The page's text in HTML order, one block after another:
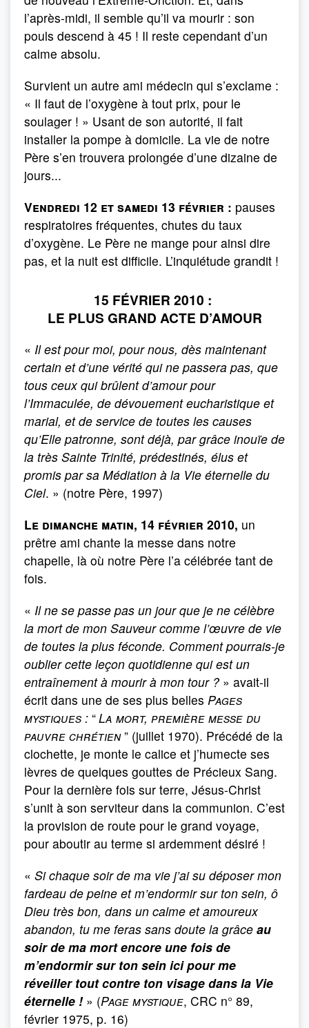
l’après-midi, il semble qu’il va mourir : son
pouls descend à 45 ! Il reste cependant d’un
calme absolu.
Survient un autre ami médecin qui s’exclame :
« Il faut de l’oxygène à tout prix, pour le
soulager ! » Usant de son autorité, il fait
installer la pompe à domicile. La vie de notre
Père s’en trouvera prolongée d’une dizaine de
jours...
Vendredi 12 et samedi 13 février : pauses
respiratoires fréquentes, chutes du taux
d’oxygène. Le Père ne mange pour ainsi dire
pas, et la nuit est difficile. L’inquiétude grandit !
15 FÉVRIER 2010 :
LE PLUS GRAND ACTE D’AMOUR
« Il est pour moi, pour nous, dès maintenant
certain et d’une vérité qui ne passera pas, que
tous ceux qui brûlent d’amour pour
l’Immaculée, de dévouement eucharistique et
marial, et de service de toutes les causes
qu’Elle patronne, sont déjà, par grâce inouïe de
la très Sainte Trinité, prédestinés, élus et
promis par sa Médiation à la Vie éternelle du
Ciel. » (notre Père, 1997)
Le dimanche matin, 14 février 2010, un
prêtre ami chante la messe dans notre
chapelle, là où notre Père l’a célébrée tant de
fois.
« Il ne se passe pas un jour que je ne célèbre
la mort de mon Sauveur comme l’œuvre de vie
de toutes la plus féconde. Comment pourrais-je
oublier cette leçon quotidienne qui est un
entraînement à mourir à mon tour ? » avait-il
écrit dans une de ses plus belles Pages
mystiques : “La mort, première messe du
pauvre chrétien” (juillet 1970). Précédé de la
clochette, je monte le calice et j’humecte ses
lèvres de quelques gouttes de Précieux Sang.
Pour la dernière fois sur terre, Jésus-Christ
s’unit à son serviteur dans la communion. C’est
la provision de route pour le grand voyage,
pour aboutir au terme si ardemment désiré !
« Si chaque soir de ma vie j’ai su déposer mon
fardeau de peine et m’endormir sur ton sein, ô
Dieu très bon, dans un calme et amoureux
abandon, tu me feras sans doute la grâce au
soir de ma mort encore une fois de
m’endormir sur ton sein ici pour me
réveiller tout contre ton visage dans la Vie
éternelle !» (Page mystique, CRC n° 89,
février 1975, p. 16)